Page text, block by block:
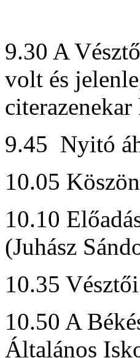
9.30 A
volt és
9.45 Nyitó
10.05
10.10
(Juhász
10.35
10.50 A
Általános